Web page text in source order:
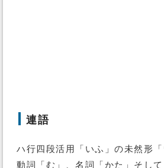
連語
ハ行四段活用「いふ」の未然形
動詞「む」、名詞「かた」そし